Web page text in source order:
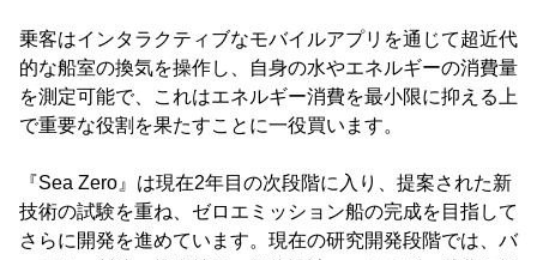
乗客はインタラクティブなモバイルアプリを通じて超近代
的な船室の換気を操作し、自身の水やエネルギーの消費量
を測定可能で、これはエネルギー消費を最小限に抑える上
で重要な役割を果たすことに一役買います。
『Sea Zero』は現在2年目の次段階に入り、提案された新
技術の試験を重ね、ゼロエミッション船の完成を目指して
さらに開発を進めています。現在の研究開発段階では、バ